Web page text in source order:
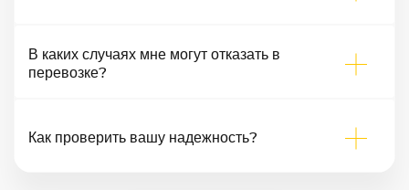
В каких случаях мне могут отказать в
перевозке?
Как проверить вашу надежность?